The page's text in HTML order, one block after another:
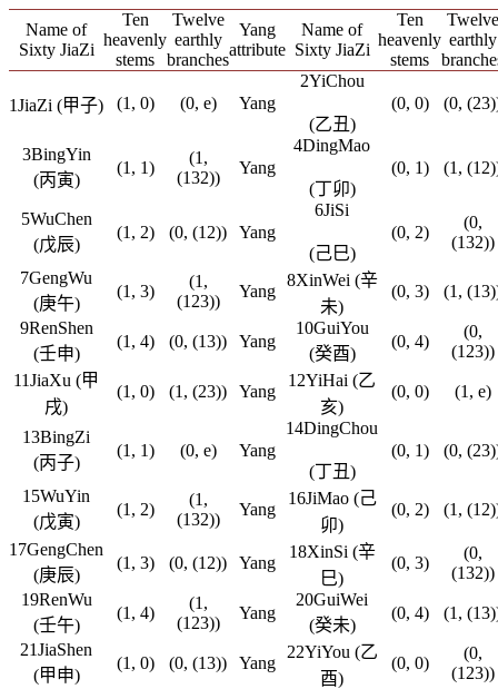
Name of
Sixty JiaZi
Ten
heavenly
stems
Twelve
earthly
branches
Yang
attribute
Name of
Sixty JiaZi
Ten
heavenly
stems
Twelve
earthly
1JiaZi (甲子) (1, 0) (0, e) Yang
2YiChou
(乙丑)
(0, 0) (0,
3BingYin
(丙寅)
(1, 1)
(1,
(132))
Yang
4DingMao
(丁卯)
(0, 1) (1,
5WuChen
(戊辰)
(1, 2) (0, (12)) Yang
6JiSi
(己巳)
(0, 2)
(0,
(132))
7GengWu
(庚午)
(1, 3)
(1,
(123))
Yang
8XinWei (辛
未)
(0, 3)
(1,
9RenShen
(壬申)
(1, 4) (0, (13)) Yang
10GuiYou
(癸酉)
(0, 4)
(0,
(123))
11JiaXu (甲
戌)
(1, 0) (1, (23)) Yang
12YiHai (乙
亥)
(0, 0) (1, e)
13BingZi
(丙子)
(1, 1) (0, e) Yang
14DingChou
(丁丑)
(0, 1) (0,
15WuYin
(戊寅)
(1, 2)
(1,
(132))
Yang
16JiMao (己
卯)
(0, 2) (1,
17GengChen
(庚辰)
(1, 3) (0, (12)) Yang
18XinSi (辛
巳)
(0, 3)
(0,
(132))
19RenWu
(壬午)
(1, 4)
(1,
(123))
Yang
20GuiWei
(癸未)
(0, 4)
(1,
21JiaShen
(甲申)
(1, 0) (0, (13)) Yang
22YiYou (乙
酉)
(0, 0)
(0,
(123))